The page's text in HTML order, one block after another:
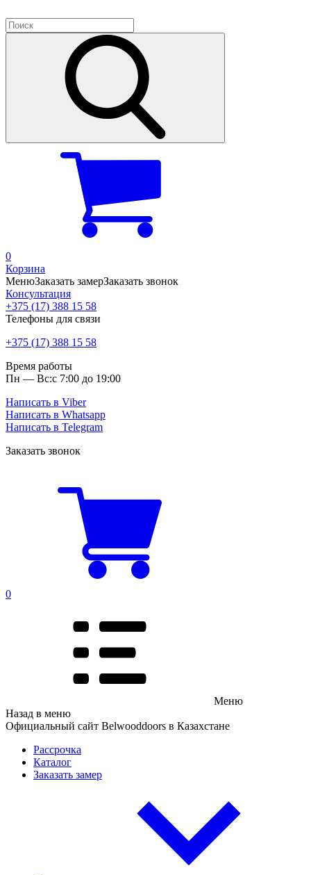
0
Корзина
МенюЗаказать замерЗаказать звонок
Консультация
+375 (17) 388 15 58
Телефоны для связи
+375 (17) 388 15 58
Время работы
Пн — Вс:с 7:00 до 19:00
Написать в Viber
Написать в Whatsapp
Написать в Telegram
Заказать звонок
0
Меню
Назад в меню
Официальный сайт Belwooddoors в Казахстане
Рассрочка
Каталог
Заказать замер